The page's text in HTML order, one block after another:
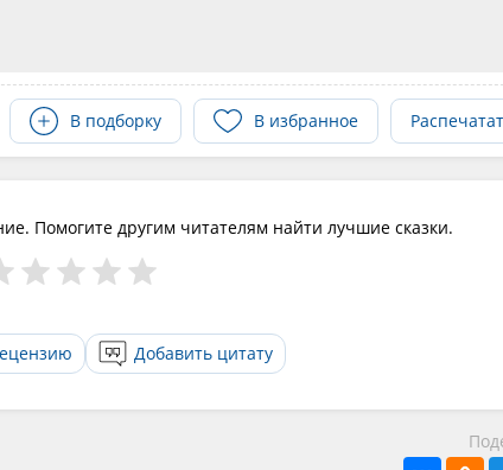
В подборку В избранное
Помогите другим читателям найти лучшие сказки.
Добавить цитату